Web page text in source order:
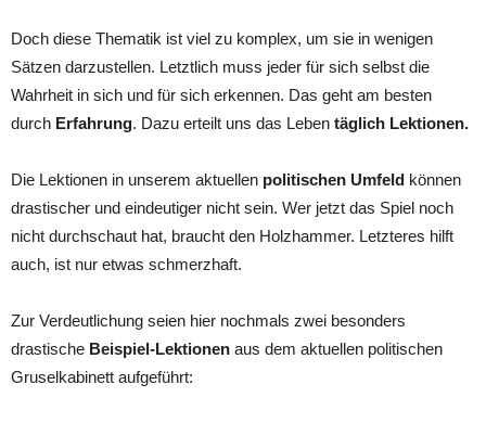
Doch diese Thematik ist viel zu komplex, um sie in wenigen
Sätzen darzustellen. Letztlich muss jeder für sich selbst die
Wahrheit in sich und für sich erkennen. Das geht am besten
durch Erfahrung. Dazu erteilt uns das Leben täglich Lektionen.
Die Lektionen in unserem aktuellen politischen Umfeld können
drastischer und eindeutiger nicht sein. Wer jetzt das Spiel noch
nicht durchschaut hat, braucht den Holzhammer. Letzteres hilft
auch, ist nur etwas schmerzhaft.
Zur Verdeutlichung seien hier nochmals zwei besonders
drastische Beispiel-Lektionen aus dem aktuellen politischen
Gruselkabinett aufgeführt: